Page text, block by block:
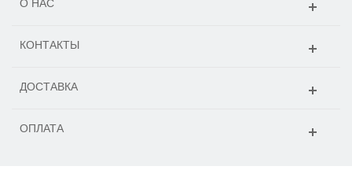
О НАС
КОНТАКТЫ
ДОСТАВКА
ОПЛАТА